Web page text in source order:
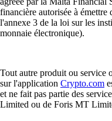
financière autorisée à émettre
l'annexe 3 de la loi sur les
monnaie électronique).
Tout autre produit ou service
sur l'application Crypto.com
et ne fait pas partie des
Limited ou de Foris MT